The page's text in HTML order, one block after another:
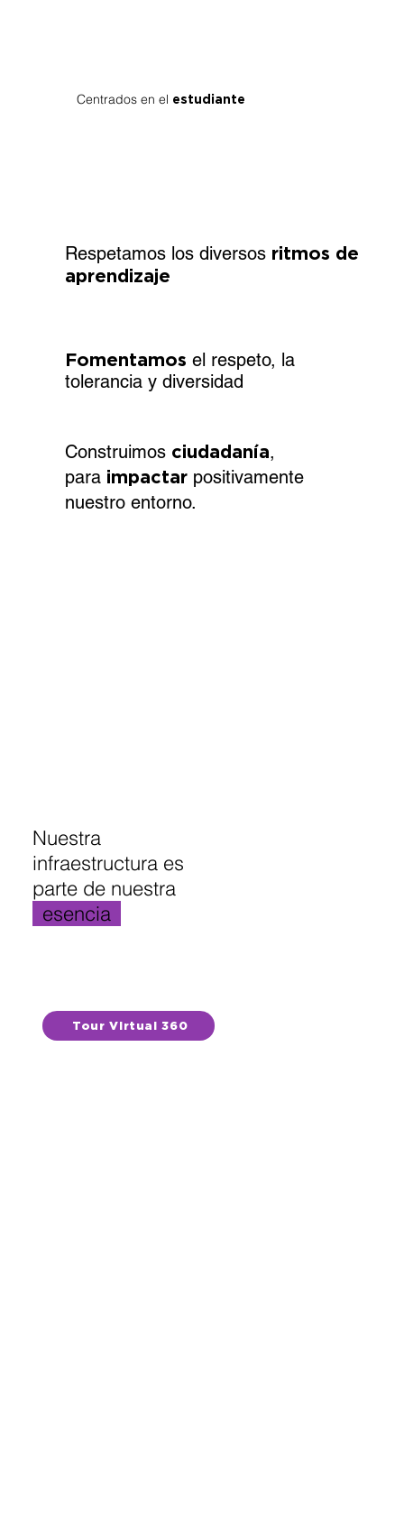
Nuestra
infraestructura es
parte de nuestra
esencia
Tour Virtual 360
Centrados en el estudiante
Respetamos los diversos ritmos de
aprendizaje
Construimos ciudadanía,
para impactar positivamente
nuestro entorno.
Fomentamosel respeto, la
tolerancia y diversidad